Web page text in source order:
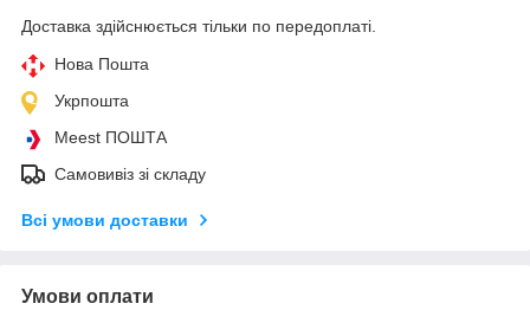
Доставка здійснюється тільки по передоплаті.
Нова Пошта
Укрпошта
Meest ПОШТА
Самовивіз зі складу
Всі умови доставки
Умови оплати